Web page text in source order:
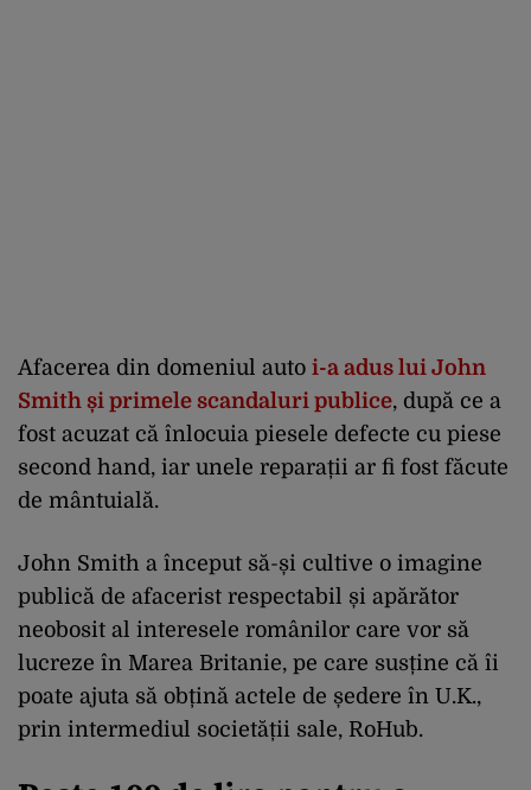
Afacerea din domeniul auto i-a adus lui John
Smith și primele scandaluri publice, după ce a
fost acuzat că înlocuia piesele defecte cu piese
second hand, iar unele reparații ar fi fost făcute
de mântuială.
John Smith a început să-și cultive o imagine
publică de afacerist respectabil și apărător
neobosit al interesele românilor care vor să
lucreze în Marea Britanie, pe care susține că îi
poate ajuta să obțină actele de ședere în U.K.,
prin intermediul societății sale, RoHub.